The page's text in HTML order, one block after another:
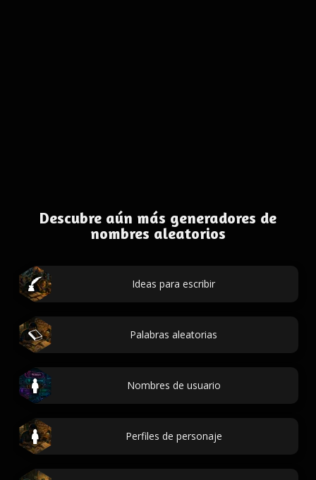
Descubre aún más generadores de
nombres aleatorios
Ideas para escribir
Palabras aleatorias
Nombres de usuario
Perfiles de personaje